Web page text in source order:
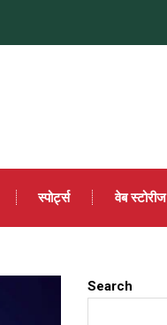
स्पोर्ट्स वेब स्टोरीज
Search